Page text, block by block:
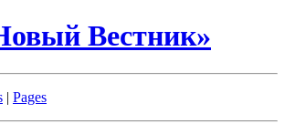
Вестник»
| Pages